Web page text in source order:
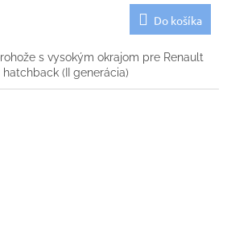
Do košíka
s vysokým okrajom pre Renault
(II generácia)